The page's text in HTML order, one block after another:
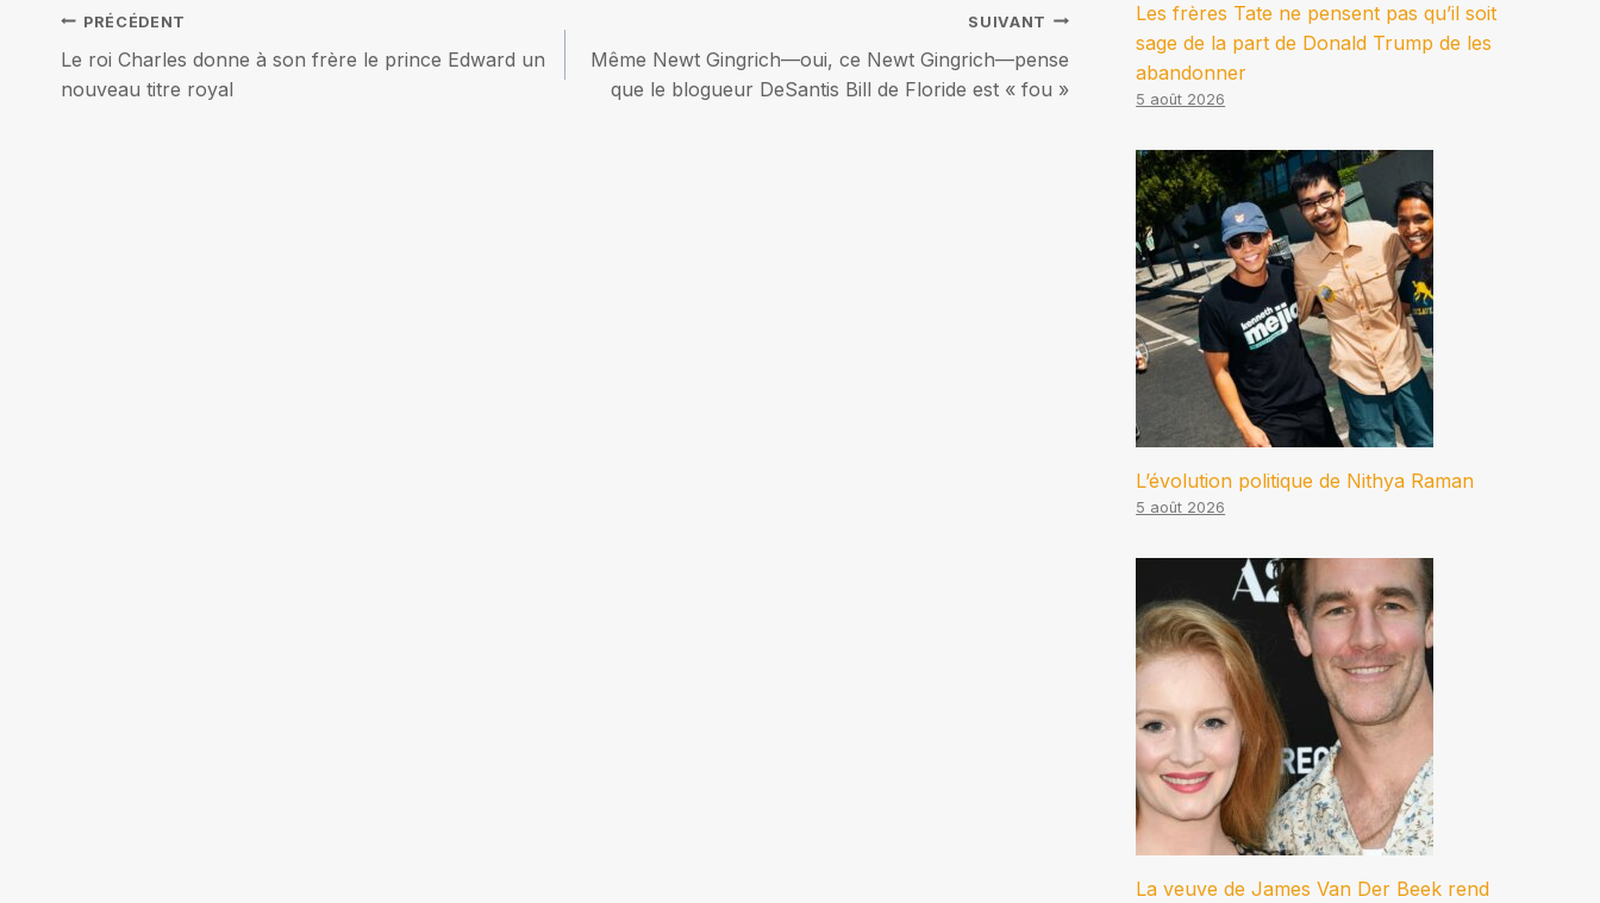
Navigation
de
PRÉCÉDENT
Le roi Charles donne à son frère le prince Edward un
nouveau titre royal
SUIVANT
Même Newt Gingrich—oui, ce Newt Gingrich—pense
que le blogueur DeSantis Bill de Floride est « fou »
Les frères Tate ne pensent pas qu’il soit
sage de la part de Donald Trump de les
abandonner
5 août 2026
L’évolution politique de Nithya Raman
5 août 2026
La veuve de James Van Der Beek rend